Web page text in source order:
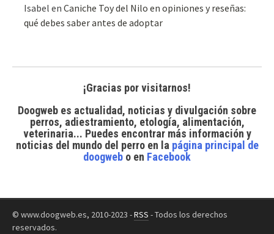
Isabel enCaniche Toy del Nilo en opiniones y reseñas:
qué debes saber antes de adoptar
¡Gracias por visitarnos!
Doogweb es actualidad, noticias y divulgación sobre
perros, adiestramiento, etología, alimentación,
veterinaria... Puedes encontrar más información y
noticias del mundo del perroen la página principal de
doogweb o en Facebook
© www.doogweb.es, 2010-2023 -RSS - Todos los derechos
reservados.